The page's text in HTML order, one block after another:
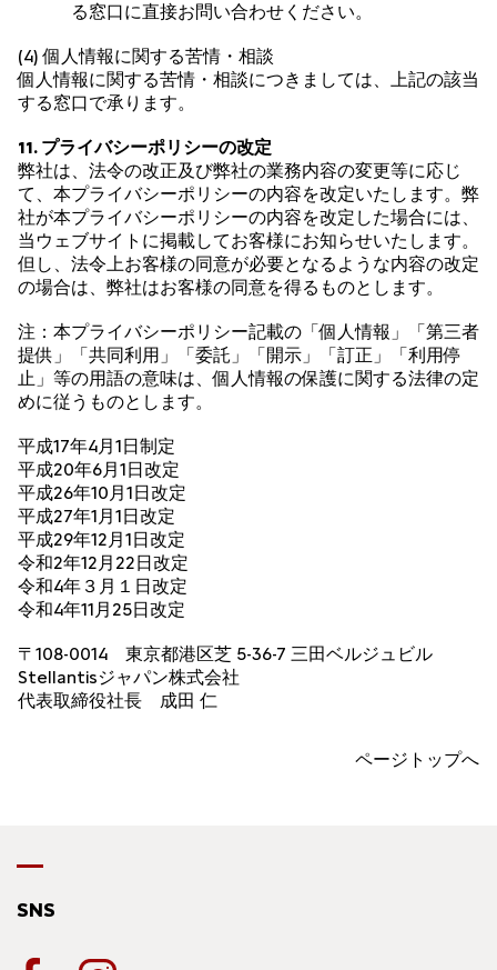
る窓口に直接お問い合わせください。
(4) 個人情報に関する苦情・相談
個人情報に関する苦情・相談につきましては、上記の該当
する窓口で承ります。
11. プライバシーポリシーの改定
弊社は、法令の改正及び弊社の業務内容の変更等に応じ
て、本プライバシーポリシーの内容を改定いたします。弊
社が本プライバシーポリシーの内容を改定した場合には、
当ウェブサイトに掲載してお客様にお知らせいたします。
但し、法令上お客様の同意が必要となるような内容の改定
の場合は、弊社はお客様の同意を得るものとします。
注：本プライバシーポリシー記載の「個人情報」「第三者
提供」「共同利用」「委託」「開示」「訂正」「利用停
止」等の用語の意味は、個人情報の保護に関する法律の定
めに従うものとします。
平成17年4月1日制定
平成20年6月1日改定
平成26年10月1日改定
平成27年1月1日改定
平成29年12月1日改定
令和2年12月22日改定
令和4年３月１日改定
令和4年11月25日改定
〒108-0014 東京都港区芝 5-36-7 三田ベルジュビル
Stellantisジャパン株式会社
代表取締役社長 成田 仁
ページトップへ
SNS